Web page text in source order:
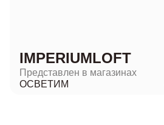
IMPERIUMLOFT
Представлен в магазинах
ОСВЕТИМ